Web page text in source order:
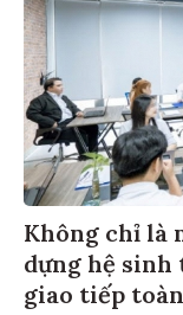
Không chỉ là
dựng hệ
giao tiếp